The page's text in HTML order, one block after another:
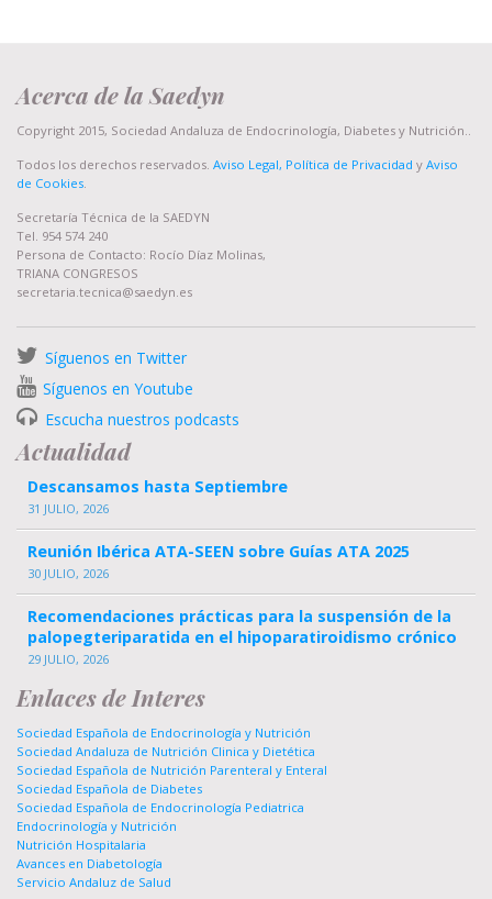
Acerca de la Saedyn
Copyright 2015, Sociedad Andaluza de Endocrinología, Diabetes y Nutrición..
Todos los derechos reservados. Aviso Legal, Política de Privacidad y Aviso
de Cookies
Secretaría Técnica de la SAEDYN
Tel. 954 574 240
Persona de Contacto: Rocío Díaz Molinas,
TRIANA CONGRESOS
secretaria.tecnica@saedyn.es
Síguenos en Twitter
Síguenos en Youtube
Escucha nuestros podcasts
Actualidad
Descansamos hasta Septiembre
31 JULIO, 2026
Reunión Ibérica ATA-SEEN sobre Guías ATA 2025
30 JULIO, 2026
Recomendaciones prácticas para la suspensión de la
palopegteriparatida en el hipoparatiroidismo crónico
29 JULIO, 2026
Enlaces de Interes
Sociedad Española de Endocrinología y Nutrición
Sociedad Andaluza de Nutrición Clinica y Dietética
Sociedad Española de Nutrición Parenteral y Enteral
Sociedad Española de Diabetes
Sociedad Española de Endocrinología Pediatrica
Endocrinología y Nutrición
Nutrición Hospitalaria
Avances en Diabetología
Servicio Andaluz de Salud